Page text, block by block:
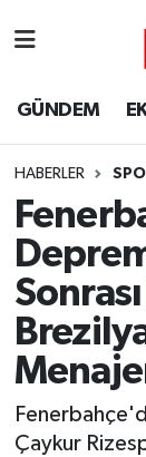
GÜNDEM
HABERLER
Çaykur
Ayvalık
Bigadiç
Balıkesir
Balıkesir
Süper
Tüm
Son